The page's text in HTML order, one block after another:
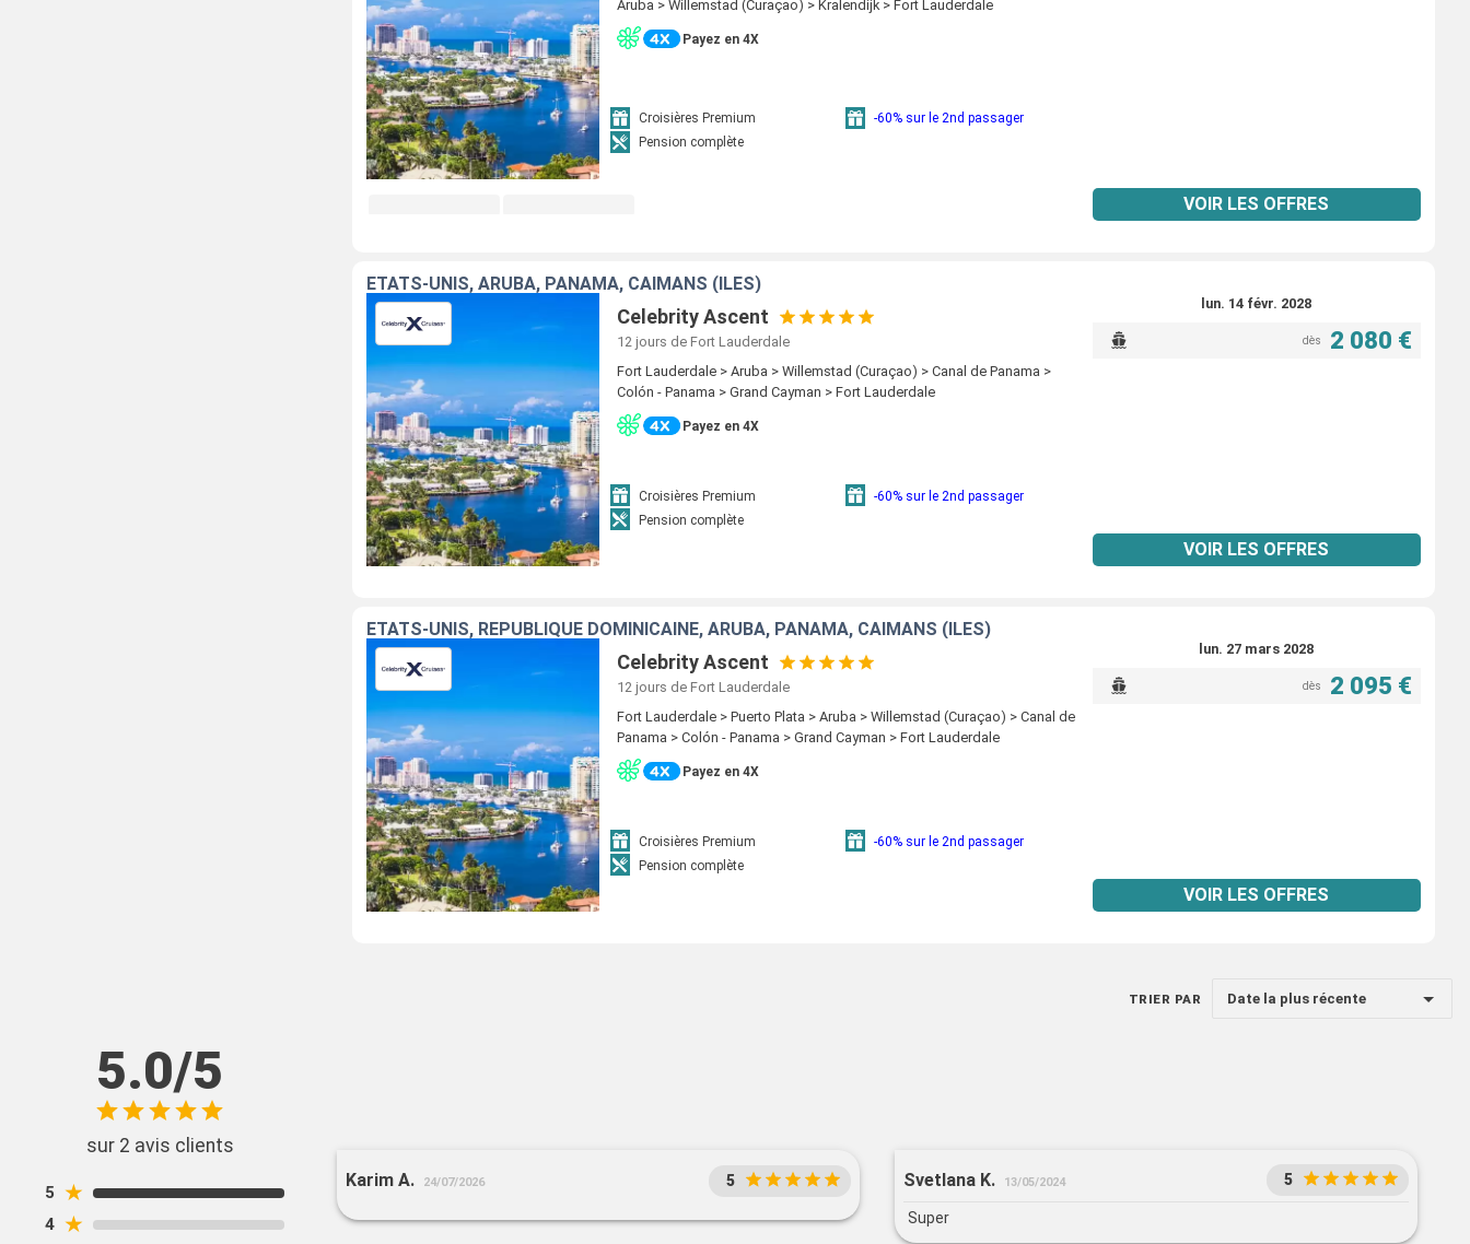
Aruba > Willemstad (Curaçao) > Kralendijk > Fort Lauderdale
Payez en 4X
Croisières Premium
-60% sur le 2nd passager
Pension complète
VOIR LES OFFRES
ÉTATS-UNIS, ARUBA, PANAMA, CAÏMANS (ÎLES)
Celebrity Ascent
12 jours de Fort Lauderdale
Fort Lauderdale > Aruba > Willemstad (Curaçao) > Canal de Panama >
Colón - Panama > Grand Cayman > Fort Lauderdale
Payez en 4X
Croisières Premium
-60% sur le 2nd passager
Pension complète
lun. 14 févr. 2028
dès 2 080 €
VOIR LES OFFRES
ÉTATS-UNIS, RÉPUBLIQUE DOMINICAINE, ARUBA, PANAMA, CAÏMANS (ÎLES)
Celebrity Ascent
12 jours de Fort Lauderdale
Fort Lauderdale > Puerto Plata > Aruba > Willemstad (Curaçao) > Canal de
Panama > Colón - Panama > Grand Cayman > Fort Lauderdale
Payez en 4X
Croisières Premium
-60% sur le 2nd passager
Pension complète
lun. 27 mars 2028
dès 2 095 €
VOIR LES OFFRES
TRIER PAR Date la plus récente
5.0/5
sur 2 avis clients
5 ★
4 ★
Karim A. 24/07/2026 5 Svetlana K. 13/05/2024 5
Super